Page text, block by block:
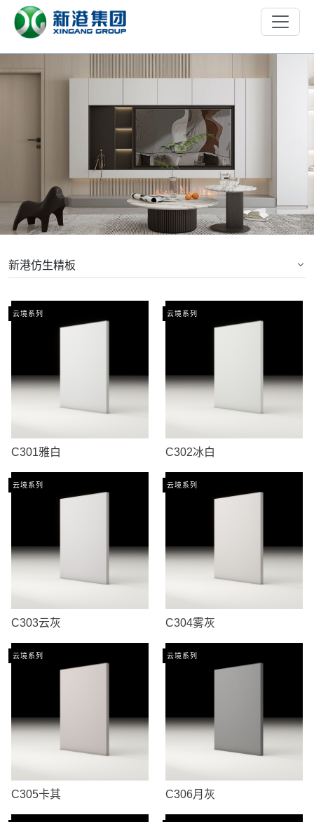
新港仿生精板
云境系列
C301雅白
云境系列
C302冰白
云境系列
C303云灰
云境系列
C304雾灰
云境系列
C305卡其
云境系列
C306月灰